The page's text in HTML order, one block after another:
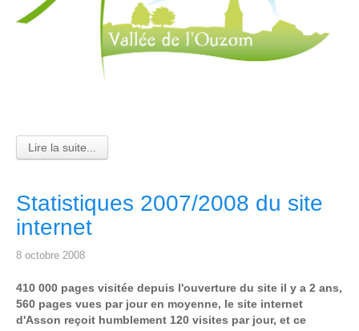
Lire la suite...
Statistiques 2007/2008 du site
internet
8 octobre 2008
410 000 pages visitée depuis l'ouverture du site il y a 2 ans,
560 pages vues par jour en moyenne, le site internet
d'Asson reçoit humblement 120 visites par jour, et ce